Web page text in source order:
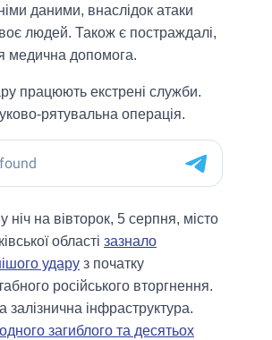
даними, внаслідок атаки
людей. Також є постраждалі,
медична допомога.
працюють екстрені служби.
рятувальна операція.
ніч на вівторок, 5 серпня, місто
області зазнало
удару з початку
російського вторгнення.
інфраструктура.
одного загиблого та десятьох